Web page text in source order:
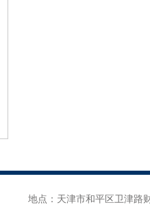
地点：天津市和平区卫津